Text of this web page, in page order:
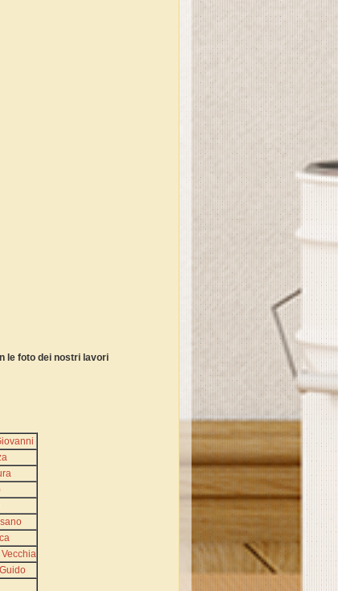
le foto dei nostri lavori